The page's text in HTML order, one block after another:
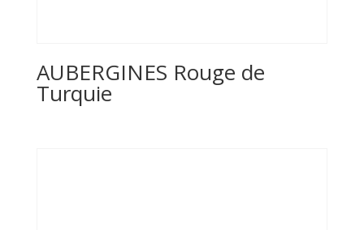
AUBERGINES Rouge de
Turquie